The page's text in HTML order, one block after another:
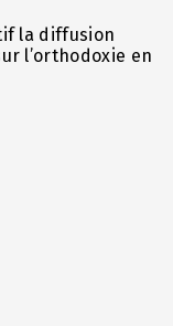
la diffusion
l’orthodoxie en